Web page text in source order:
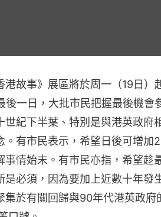
港故事》展區將於周一（19日）
後一日，大批市民把握最後機會
世紀下半葉、特別是與港英政府
。有市民表示，希望日後可增加
事情始末。有市民亦指，希望趁
是必須，因為要加上近數十年發
集於有關回歸與90年代港英政府